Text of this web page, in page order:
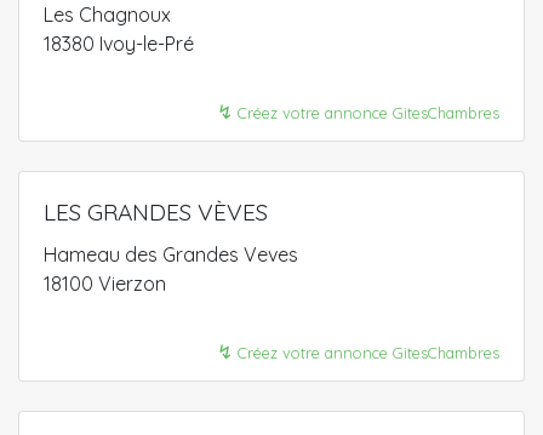
Les Chagnoux
18380 Ivoy-le-Pré
↯ Créez votre annonce GitesChambres
LES GRANDES VÈVES
Hameau des Grandes Veves
18100 Vierzon
↯ Créez votre annonce GitesChambres